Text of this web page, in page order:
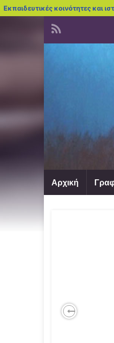
Εκπαιδευτικές κοινότητες και
Αρχική